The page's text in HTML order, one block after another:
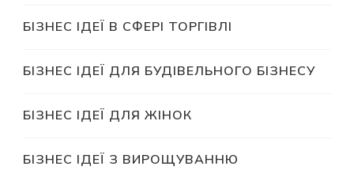
БІЗНЕС ІДЕЇ В СФЕРІ ТОРГІВЛІ
БІЗНЕС ІДЕЇ ДЛЯ БУДІВЕЛЬНОГО БІЗНЕСУ
БІЗНЕС ІДЕЇ ДЛЯ ЖІНОК
БІЗНЕС ІДЕЇ З ВИРОЩУВАННЮ